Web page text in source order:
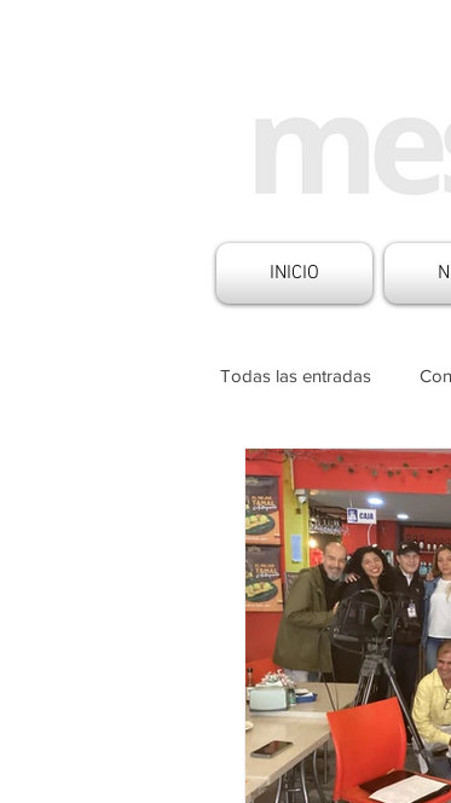
INICIO
Todas las entradas
Historias de Medios
Noticias Nacionales
Congreso